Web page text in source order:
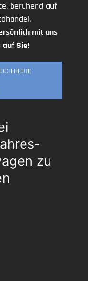
beruhend auf
mit uns
auf Sie!
HEUTE
zu